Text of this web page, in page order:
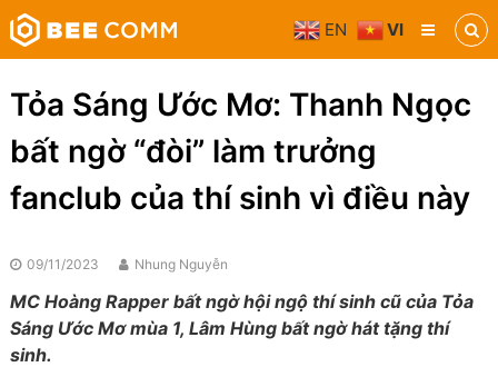
Skip
to
content
Bee
Comm
Truyền
thông
phương
tiện
Tỏa Sáng Ước Mơ: Thanh Ngọc
bất ngờ “đòi” làm trưởng
fanclub của thí sinh vì điều này
09/11/2023 Nhung Nguyễn
MC Hoàng Rapper bất ngờ hội ngộ thí sinh cũ của Tỏa
Sáng Ước Mơ mùa 1, Lâm Hùng bất ngờ hát tặng thí
sinh.
EN VI